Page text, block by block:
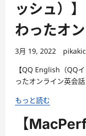
ッシュ）
わったオ
3月 19, 2022
【QQ English（QQ
ったオンライン英会話
もっと読む
【